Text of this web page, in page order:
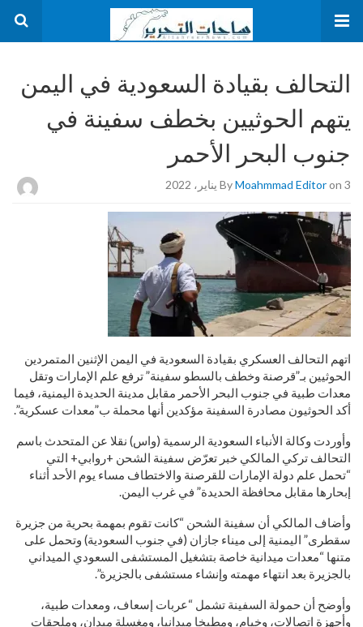
التحالف بقيادة السعودية في اليمن
يتهم الحوثيين بخطف سفينة في
جنوب البحر الأحمر
ByMoahmmad Editoron 3 يناير، 2022
اتهم التحالف العسكري بقيادة السعودية في اليمن الإثنين المتمردين
الحوثيين بـ”قرصنة وخطف بالسطو سفينة” ترفع علم الإمارات وتقل
معدات طبية في جنوب البحر الأحمر مقابل مدينة الحديدة اليمنية، فيما
أكد الحوثيون مصادرة السفينة مؤكدين أنها محملة ب”معدات عسكرية”.
وأوردت وكالة الأنباء السعودية الرسمية (واس) نقلا عن المتحدث باسم
التحالف تركي المالكي خبر تعرّض سفينة الشحن +روابي+ التي
“تحمل علم دولة الإمارات للقرصنة والاختطاف مساء يوم الأحد أثناء
إبحارها مقابل محافظة الحديدة” في غرب اليمن.
وأضاف المالكي أن سفينة الشحن “كانت تقوم بمهمة بحرية من جزيرة
سقطرى” اليمنية إلى ميناء جازان (في جنوب السعودية) وتحمل على
متنها “معدات ميدانية خاصة بتشغيل المستشفى السعودي الميداني
بالجزيرة بعد انتهاء مهمته وإنشاء مستشفى بالجزيرة”.
وأوضح أن حمولة السفينة تشمل “عربات إسعاف، ومعدات طبية،
وأجهزة اتصالات، وخيام، ومطبخا ميدانيا، ومغسلة ميدان، وملحقات